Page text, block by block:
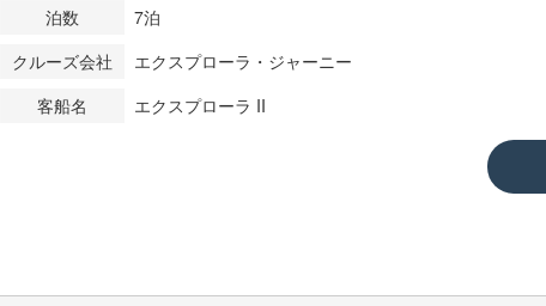
泊数
7泊
クルーズ会社
エクスプローラ・ジャーニー
客船名
エクスプローラ II